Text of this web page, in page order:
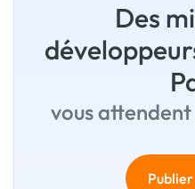
Des
vous